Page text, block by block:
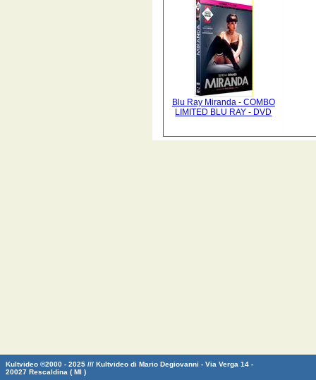
Blu Ray Miranda - COMBO
LIMITED BLU RAY - DVD
Kultvideo ©2000 - 2025 /// Kultvideo di Mario Degiovanni - Via Verga 14 -
20027 Rescaldina ( MI )